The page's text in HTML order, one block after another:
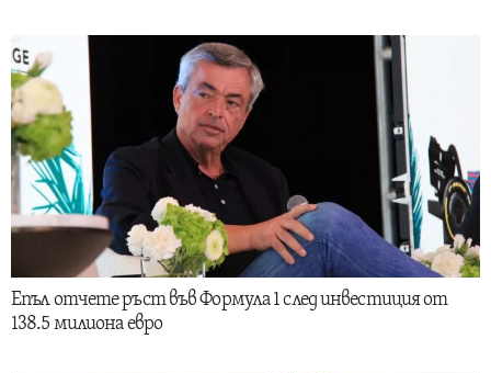
Епъл отчете ръст във Формула 1 след инвестиция от
138.5 милиона евро